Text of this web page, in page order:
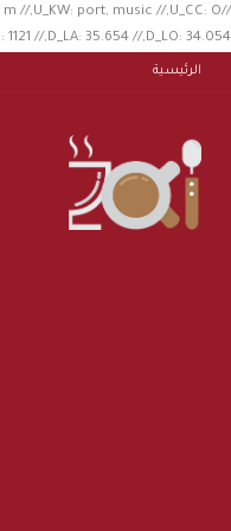
//,U_KW: port, music //,U_CC: O
1121 //,D_LA: 35.654 //,D_LO: 34.054
الرئيسية